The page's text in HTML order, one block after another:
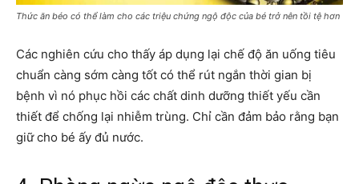
Thức ăn béo có thể làm cho các triệu chứng ngộ độc của bé trở nên tồi tệ hơn
Các nghiên cứu cho thấy áp dụng lại chế độ ăn uống tiêu
chuẩn càng sớm càng tốt có thể rút ngắn thời gian bị
bệnh vì nó phục hồi các chất dinh dưỡng thiết yếu cần
thiết để chống lại nhiễm trùng. Chỉ cần đảm bảo rằng bạn
giữ cho bé ấy đủ nước.